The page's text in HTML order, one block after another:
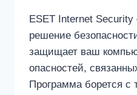
ESET Internet
решение
защищает ваш
опасностей,
Программа борется с